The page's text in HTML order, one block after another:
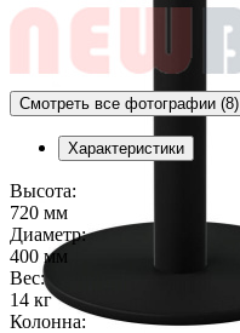
Смотреть все фотографии (8)
Характеристики
Высота:
720 мм
Диаметр:
400 мм
Вес:
14 кг
Колонна: